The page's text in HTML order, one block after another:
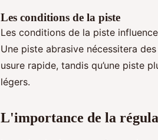
Les conditions de la piste
Les conditions de la piste
Une piste abrasive nécessitera des
usure rapide, tandis qu’une piste
légers.
L'importance de la